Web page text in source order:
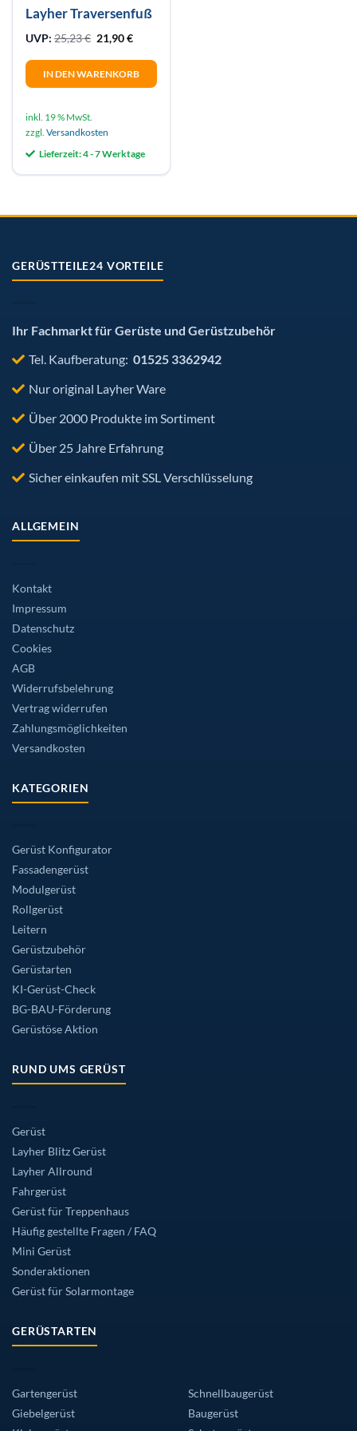
Layher Traversenfuß
UVP: 25,23€ Ursprünglicher Preis war: 25,23 €
21,90€Aktueller Preis ist: 21,90 €.
IN DEN WARENKORB
inkl. 19 % MwSt.
zzgl. Versandkosten
Lieferzeit:4 - 7 Werktage
GERÜSTTEILE24 VORTEILE
Ihr Fachmarkt für Gerüste und Gerüstzubehör
Tel. Kaufberatung: 01525 3362942
Nur original Layher Ware
Über 2000 Produkte im Sortiment
Über 25 Jahre Erfahrung
Sicher einkaufen mit SSL Verschlüsselung
ALLGEMEIN
Kontakt
Impressum
Datenschutz
Cookies
AGB
Widerrufsbelehrung
Vertrag widerrufen
Zahlungsmöglichkeiten
Versandkosten
KATEGORIEN
Gerüst Konfigurator
Fassadengerüst
Modulgerüst
Rollgerüst
Leitern
Gerüstzubehör
Gerüstarten
KI-Gerüst-Check
BG-BAU-Förderung
Gerüstöse Aktion
RUND UMS GERÜST
Gerüst
Layher Blitz Gerüst
Layher Allround
Fahrgerüst
Gerüst für Treppenhaus
Häufig gestellte Fragen / FAQ
Mini Gerüst
Sonderaktionen
Gerüst für Solarmontage
GERÜSTARTEN
Gartengerüst
Giebelgerüst
Schnellbaugerüst
Baugerüst